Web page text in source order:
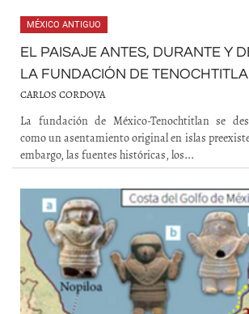
MÉXICO ANTIGUO
EL PAISAJE ANTES, DURANTE Y
LA FUNDACIÓN DE
CARLOS CORDOVA
La fundación de México-Tenochtitlan se
como un asentamiento original en islas
embargo, las fuentes históricas, los...